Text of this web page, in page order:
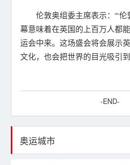
奥运之家
联系我们
伦敦奥组委主席表示：“‘
幕意味着在英国的上百万人都
运会中来。这场盛会将会展示
文化，也会把世界的目光吸引
-END-
奥运城市